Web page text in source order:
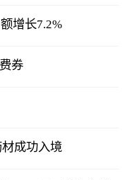
增长7.2%
券
成功入境